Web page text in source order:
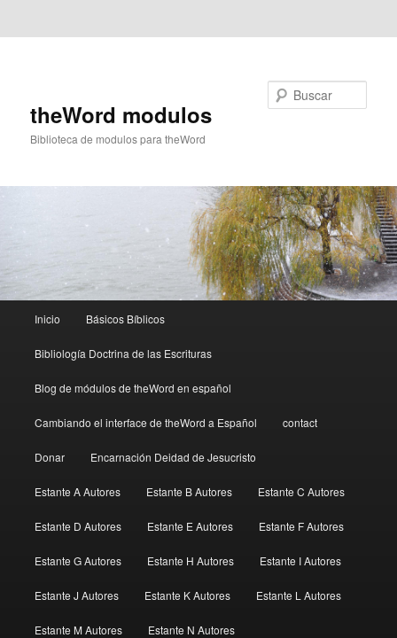
theWord modulos
Biblioteca de modulos para theWord
principal
Inicio Básicos Bíblicos
Bibliología Doctrina de las Escrituras
Blog de módulos de theWord en español
Cambiando el interface de theWord a Español contact
Donar Encarnación Deidad de Jesucristo
Estante A Autores Estante B Autores Estante C Autores
Estante D Autores Estante E Autores Estante F Autores
Estante G Autores Estante H Autores Estante I Autores
Estante J Autores Estante K Autores Estante L Autores
Estante M Autores Estante N Autores